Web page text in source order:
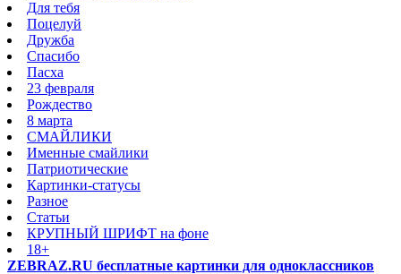
Для тебя
Поцелуй
Дружба
Спасибо
Пасха
23 февраля
Рождество
8 марта
СМАЙЛИКИ
Именные смайлики
Патриотические
Картинки-статусы
Разное
Cтатьи
КРУПНЫЙ ШРИФТ на фоне
18+
ZEBRAZ.RU бесплатные картинки для одноклассников